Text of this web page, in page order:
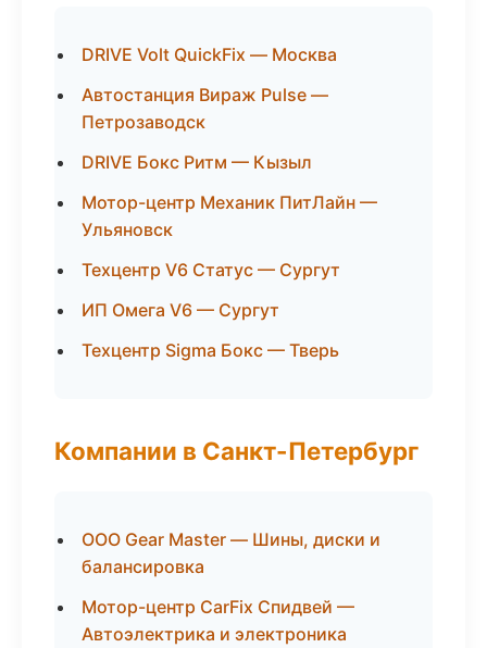
DRIVE Volt QuickFix — Москва
Автостанция Вираж Pulse —
Петрозаводск
DRIVE Бокс Ритм — Кызыл
Мотор-центр Механик ПитЛайн —
Ульяновск
Техцентр V6 Статус — Сургут
ИП Омега V6 — Сургут
Техцентр Sigma Бокс — Тверь
Компании в Санкт-Петербург
ООО Gear Master — Шины, диски и
балансировка
Мотор-центр CarFix Спидвей —
Автоэлектрика и электроника